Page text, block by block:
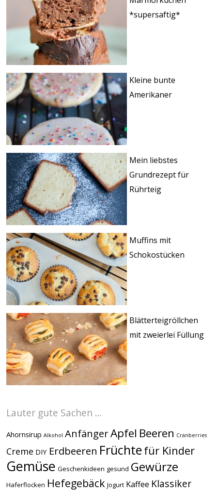
*supersaftig*
Kleine bunte
Amerikaner
Mein liebstes
Grundrezept für
Rührteig
Muffins mit
Schokostücken
Blätterteigröllchen
mit zweierlei Füllung
Lauter gute Sachen …
Ahornsirup Alkohol AnfängerApfel Beeren Cranberries
Creme DIY Erdbeeren Früchtefür Kinder
Gemüse Geschenkideen gesund Gewürze
Haferflocken Hefegebäck Jogurt Kaffee Klassiker